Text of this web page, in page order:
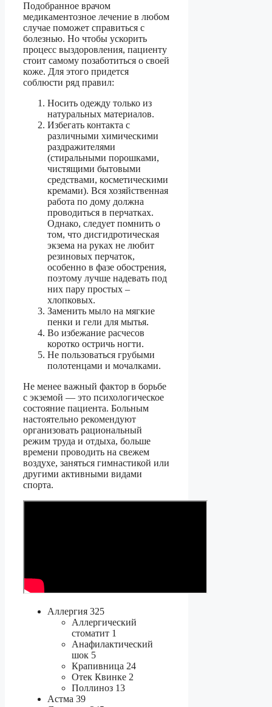
Подобранное врачом
медикаментозное лечение в любом
случае поможет справиться с
болезнью. Но чтобы ускорить
процесс выздоровления, пациенту
стоит самому позаботиться о своей
коже. Для этого придется
соблюсти ряд правил:
Носить одежду только из
натуральных материалов.
Избегать контакта с
различными химическими
раздражителями
(стиральными порошками,
чистящими бытовыми
средствами, косметическими
кремами). Вся хозяйственная
работа по дому должна
проводиться в перчатках.
Однако, следует помнить о
том, что дисгидротическая
экзема на руках не любит
резиновых перчаток,
особенно в фазе обострения,
поэтому лучше надевать под
них пару простых –
хлопковых.
Заменить мыло на мягкие
пенки и гели для мытья.
Во избежание расчесов
коротко остричь ногти.
Не пользоваться грубыми
полотенцами и мочалками.
Не менее важный фактор в борьбе
с экземой — это психологическое
состояние пациента. Больным
настоятельно рекомендуют
организовать рациональный
режим труда и отдыха, больше
времени проводить на свежем
воздухе, заняться гимнастикой или
другими активными видами
спорта.
Аллергия 325
Аллергический
стоматит 1
Анафилактический
шок 5
Крапивница 24
Отек Квинке 2
Поллиноз 13
Астма 39